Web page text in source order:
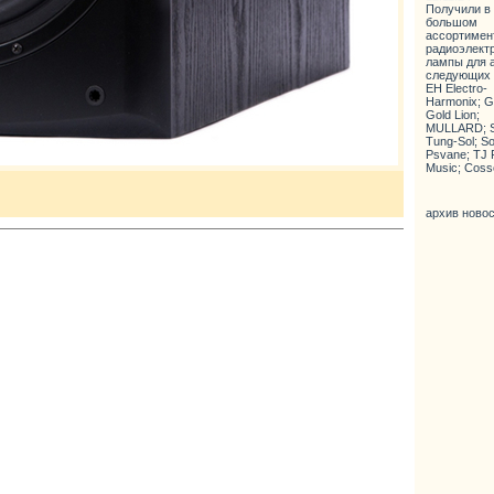
Получили в
большом
лампы для
EH Electro-
Harmonix;
Gold Lion;
MULLARD;
Tung-Sol;
Psvane; TJ
Music;
архив